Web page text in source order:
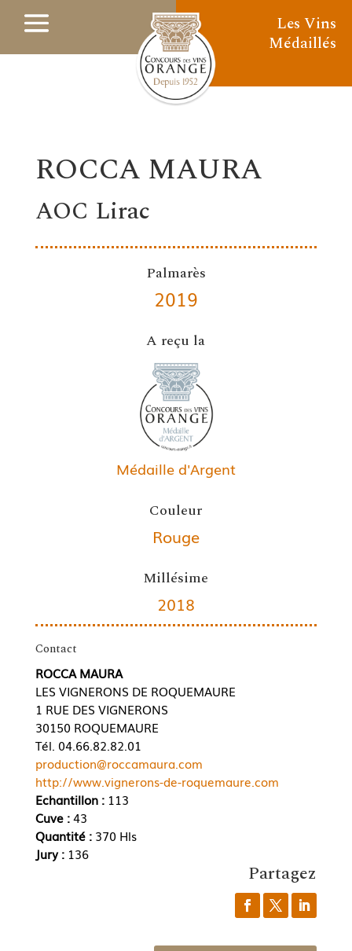
Les Vins
Médaillés
ROCCA MAURA
AOC Lirac
Palmarès
2019
A reçu la
Médaille d'Argent
Couleur
Rouge
Millésime
2018
Contact
ROCCA MAURA
LES VIGNERONS DE ROQUEMAURE
1 RUE DES VIGNERONS
30150 ROQUEMAURE
Tél. 04.66.82.82.01
production@roccamaura.com
http://www.vignerons-de-roquemaure.com
Echantillon :113
Cuve :43
Quantité : 370 Hls
Jury : 136
Partagez